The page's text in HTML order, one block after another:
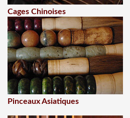
Cages Chinoises
Pinceaux Asiatiques